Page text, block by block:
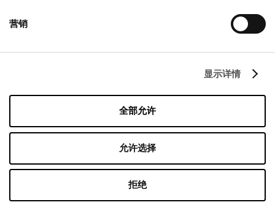
营销
显示详情
全部允许
允许选择
拒绝
05-500 Piaseczno
+48 22 737 31 15